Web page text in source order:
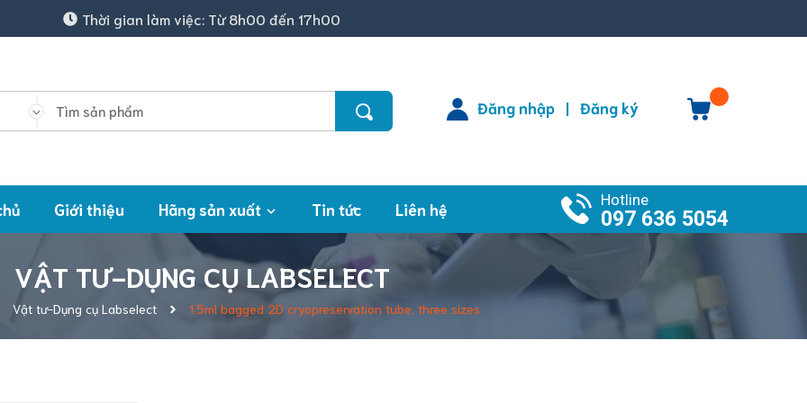
Thời gian làm việc: Từ 8h00 đến 17h00
Đăng nhập | Đăng ký
Giới thiệu Hãng sản xuất Tin tức Liên hệ Hotline
097 636 5054
VẬT TƯ-DỤNG CỤ LABSELECT
Vật tư-Dụng cụ Labselect 1.5ml bagged 2D cryopreservation tube, three sizes